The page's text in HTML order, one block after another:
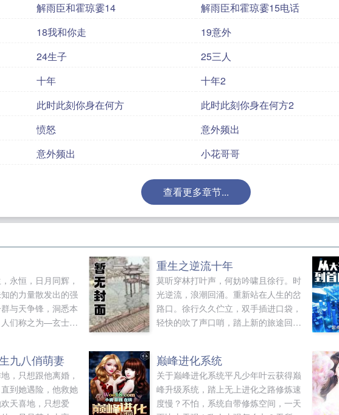
解雨臣和霍琼霎14 解雨臣和霍琼霎15电话
18我和你走 19意外
24生子 25三人
十年 十年2
此时此刻你身在何方 此时此刻你身在何方2
愤怒 意外频出
意外频出 小花哥哥
查看更多章节...
永恒，日月同辉，
的力量散发出的强
与天争锋，洞悉本
们称之为—玄士。
驰，其道心范畴两
天地，仗剑玄一。
星凝之火之中孕育
重生之逆流十年
莫听穿林打叶声，何妨吟啸且徐行。时
光逆流，浪潮回涌。重新站在人生的岔
路口。徐行久久伫立，双手插进口袋，
轻快的吹了声口哨，踏上新的旅途回首
的遗憾弥补了，但重来一回，还是会有
新的遗憾产生。几年后，徐手游霸主米
狐游天使投资人微讯创始人互联网幕后
新晋大佬行，低头看着各位书友要是觉
九八俏萌妻
，只想跟他离婚，
到她遇险，他救她
天喜地，只想爱
巅峰进化系统
关于巅峰进化系统平凡少年叶云获得巅
峰升级系统，踏上无上进化之路修炼速
度慢？不怕，系统自带修炼空间，一天